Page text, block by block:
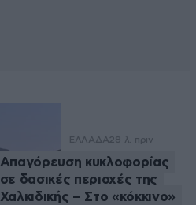
ΕΛΛΑΔΑ28 λ. πριν
Απαγόρευση κυκλοφορίας
σε δασικές περιοχές της
Χαλκιδικής – Στο «κόκκινο»